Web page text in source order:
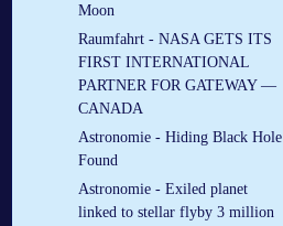
Moon
Raumfahrt - NASA GETS ITS
FIRST INTERNATIONAL
PARTNER FOR GATEWAY —
CANADA
Astronomie - Hiding Black Hole
Found
Astronomie - Exiled planet
linked to stellar flyby 3 million